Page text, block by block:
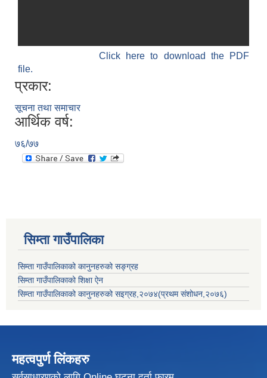
Click here to download the PDF
file.
प्रकार:
सूचना तथा समाचार
आर्थिक वर्ष:
७६/७७
सिम्ता गाउँपालिका
सिम्ता गाउँपालिकाको कानुनहरुको सङ्ग्रह
सिम्ता गाउँपालिकाको शिक्षा ऐन
सिम्ता गाउँपालिकाको कानुनहरुको सइग्रह,२०७४(प्रथम संशोधन,२०७६)
महत्वपुर्ण लिंकहरु